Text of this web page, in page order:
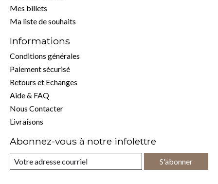
Mes billets
Ma liste de souhaits
Informations
Conditions générales
Paiement sécurisé
Retours et Echanges
Aide & FAQ
Nous Contacter
Livraisons
Abonnez-vous à notre infolettre
S'abonner